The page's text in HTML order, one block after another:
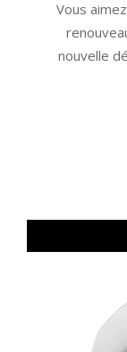
Vous
nouvelle